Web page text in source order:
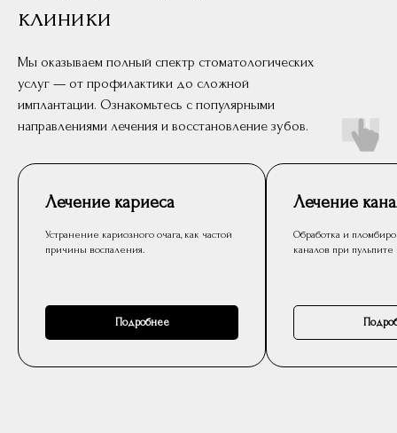
клиники
Мы оказываем полный спектр стоматологических
услуг — от профилактики до сложной
имплантации. Ознакомьтесь с популярными
направлениями лечения и восстановление зубов.
Лечение кариеса
Устранение кариозного очага, как частой
причины воспаления.
Подробнее
Лечение
Обработка и
каналов при